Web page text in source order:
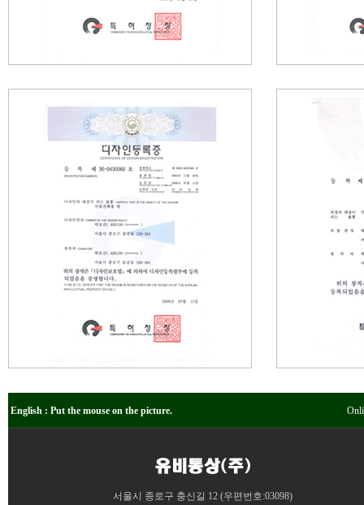
English : Put the mouse on the picture.
서울시 종로구 충신길 12 (우편번호:03098)